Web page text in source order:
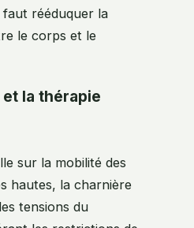
rééduquer la
le corps et le
et la thérapie
sur la mobilité des
hautes, la charnière
tensions du